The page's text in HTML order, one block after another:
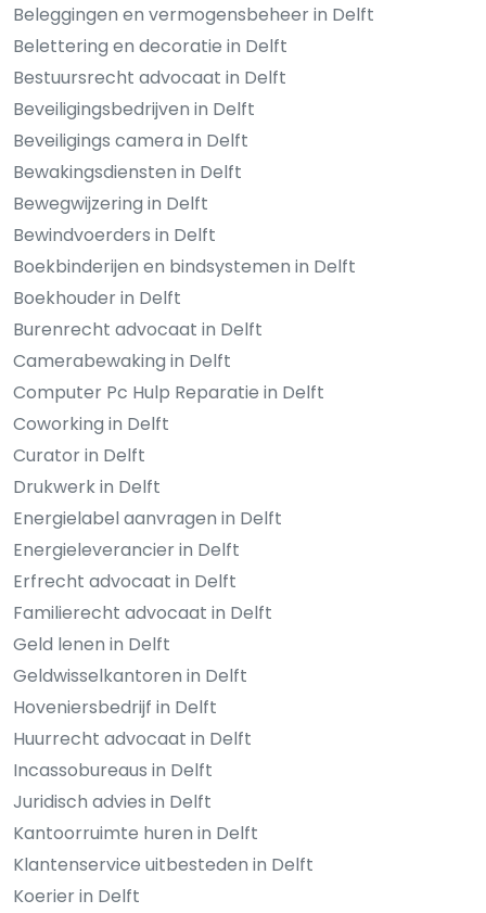
Beleggingen en vermogensbeheer in Delft
Belettering en decoratie in Delft
Bestuursrecht advocaat in Delft
Beveiligingsbedrijven in Delft
Beveiligings camera in Delft
Bewakingsdiensten in Delft
Bewegwijzering in Delft
Bewindvoerders in Delft
Boekbinderijen en bindsystemen in Delft
Boekhouder in Delft
Burenrecht advocaat in Delft
Camerabewaking in Delft
Computer Pc Hulp Reparatie in Delft
Coworking in Delft
Curator in Delft
Drukwerk in Delft
Energielabel aanvragen in Delft
Energieleverancier in Delft
Erfrecht advocaat in Delft
Familierecht advocaat in Delft
Geld lenen in Delft
Geldwisselkantoren in Delft
Hoveniersbedrijf in Delft
Huurrecht advocaat in Delft
Incassobureaus in Delft
Juridisch advies in Delft
Kantoorruimte huren in Delft
Klantenservice uitbesteden in Delft
Koerier in Delft